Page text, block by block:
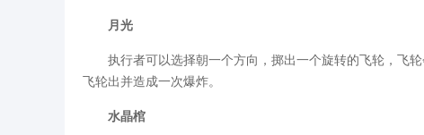
月光
执行者可以选择朝一个方向，掷出一个旋转的飞轮，飞轮
飞轮出并造成一次爆炸。
水晶棺